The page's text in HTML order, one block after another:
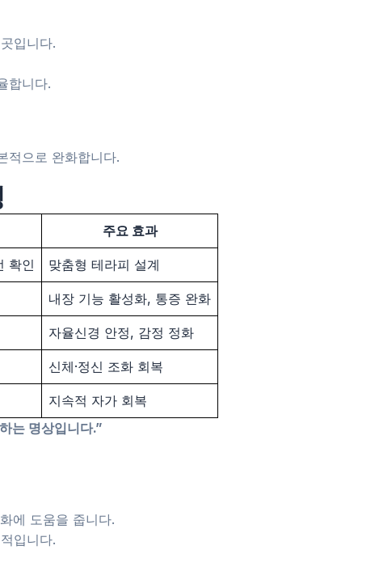
입니다.
합니다.
적으로 완화합니다.
주요 효과
확인 맞춤형 테라피 설계
내장 기능 활성화, 통증 완화
자율신경 안정, 감정 정화
신체·정신 조화 회복
지속적 자가 회복
는 명상입니다.”
에 도움을 줍니다.
입니다.